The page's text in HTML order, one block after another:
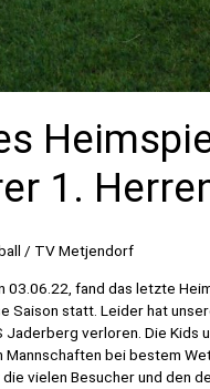
1.
/ TV Metjendorf
03.06.22, fand das letzte
Saison statt. Leider hat
Jaderberg verloren. Die Kids
Mannschaften bei bestem
vielen Besucher und den